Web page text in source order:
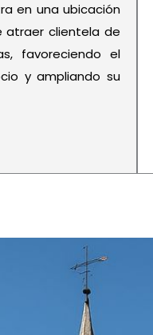
en una ubicación
clientela de
favoreciendo el
y ampliando su